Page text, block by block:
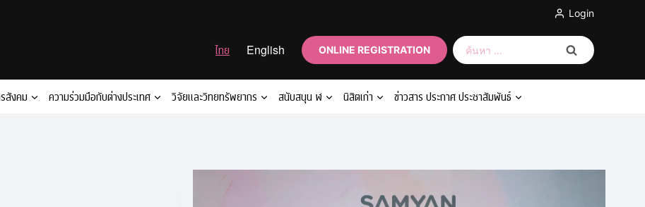
Login
ไทย English ONLINE REGISTRATION
ค้นหา
สำหรับ:
สังคม ความร่วมมือกับต่างประเทศ วิจัยและวิทยทรัพยากร สนับสนุน ฬ นิสิตเก่า ข่าวสาร ประกาศ ประชาสัมพันธ์